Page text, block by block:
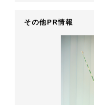
その他PR情報